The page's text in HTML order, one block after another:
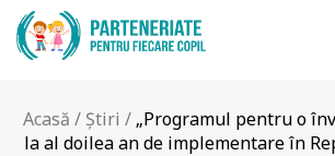
Acasă / Știri / „Programul pentru o
la al doilea an de implementare în